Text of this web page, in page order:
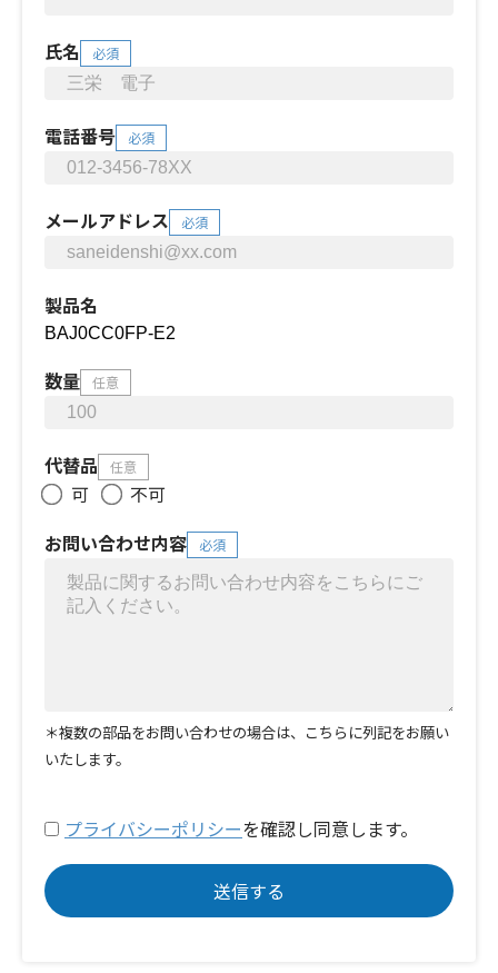
氏名 必須
電話番号 必須
メールアドレス 必須
製品名
数量 任意
代替品 任意
可
不可
お問い合わせ内容
必須
＊複数の部品をお問い合わせの場合は、こちらに列記をお願い
いたします。
プライバシーポリシーを確認し同意します。